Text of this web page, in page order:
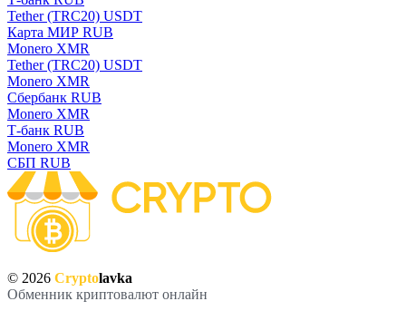
Tether (TRC20) USDT
Карта МИР RUB
Monero XMR
Tether (TRC20) USDT
Monero XMR
Сбербанк RUB
Monero XMR
Т-банк RUB
Monero XMR
СБП RUB
© 2026 Cryptolavka
Обменник криптовалют онлайн